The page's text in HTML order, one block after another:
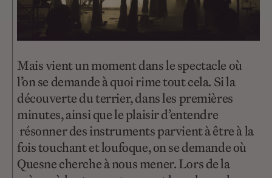
Mais vient un moment dans le spectacle où
l’on se demande à quoi rime tout cela. Si la
découverte du terrier, dans les premières
minutes, ainsi que le plaisir d’entendre
résonner des instruments parvient à être à la
fois touchant et loufoque, on se demande où
Quesne cherche à nous mener. Lors de la